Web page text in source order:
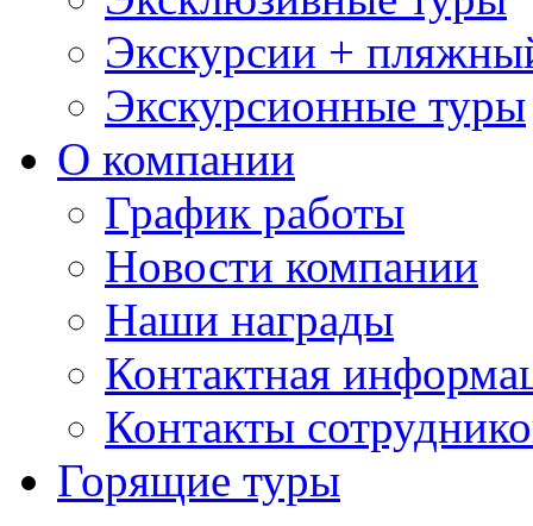
Экскурсии +
Экскурсионные туры
О компании
График работы
Новости компании
Наши награды
Контактная
Контакты
Горящие туры